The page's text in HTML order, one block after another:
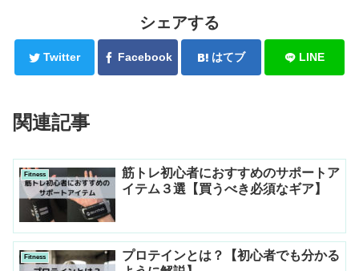
シェアする
Twitter Facebook はてブ LINE
関連記事
Fitness
筋トレ初心者におすすめのサポートア
イテム３選【買うべき必須なギア】
Fitness
プロテインとは？【初心者でも分かる